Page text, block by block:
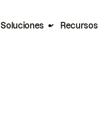
Soluciones Recursos